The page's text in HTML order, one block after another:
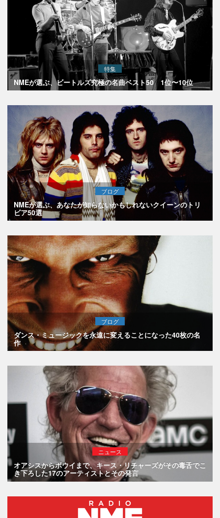
特集
NMEが選ぶ、ビートルズ究極の名曲ベスト50 1位〜10位
ブログ
NMEが選ぶ、あなたが知らないかもしれないクイーンのトリ
ビア50選
ブログ
ダンス・ミュージックを永遠に変えることになった40枚の名
作
ニュース
オアシスからボウイまで、キース・リチャーズがその毒舌でこ
き下ろした17のアーティストとその発言